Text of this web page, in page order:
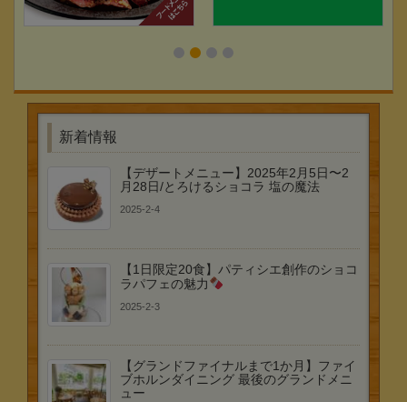
新着情報
【デザートメニュー】2025年2月5日〜2
月28日/とろけるショコラ 塩の魔法
2025-2-4
【1日限定20食】パティシエ創作のショコ
ラパフェの魅力
2025-2-3
【グランドファイナルまで1か月】ファイ
ブホルンダイニング 最後のグランドメニ
ュー